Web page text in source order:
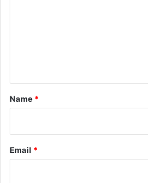
*
Name *
Email *